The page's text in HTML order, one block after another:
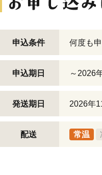
申込条件 何度も
申込期日 ～2026
発送期日 2026年
配送 常温